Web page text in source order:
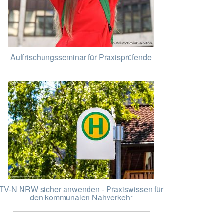
Auffrischungsseminar für Praxisprüfende
N NRW sicher anwenden - Praxiswissen für
den kommunalen Nahverkehr